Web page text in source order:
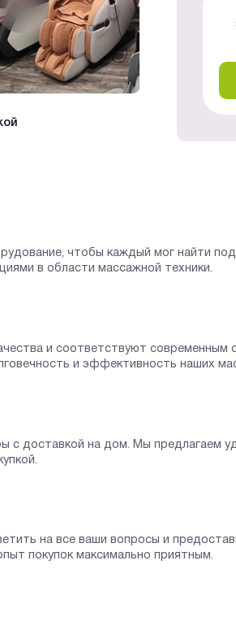
#Видеообзор
чтобы каждый мог найти
в области массажной техники.
и соответствуют
и эффективность наших
с доставкой на дом. Мы предлагаем
на все ваши вопросы и
покупок максимально приятным.